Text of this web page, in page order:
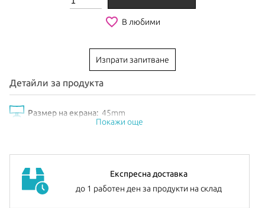
favorite_border В любими
Изпрати запитване
Детайли за продукта
Размер на екрана: 45mm
Покажи още
Експресна доставка
до 1 работен ден за продукти на склад